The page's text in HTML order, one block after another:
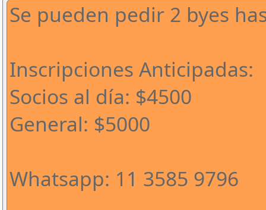
Se pueden pedir 2 byes
Inscripciones Anticipadas:
Socios al día: $4500
General: $5000
Whatsapp: 11 3585 9796